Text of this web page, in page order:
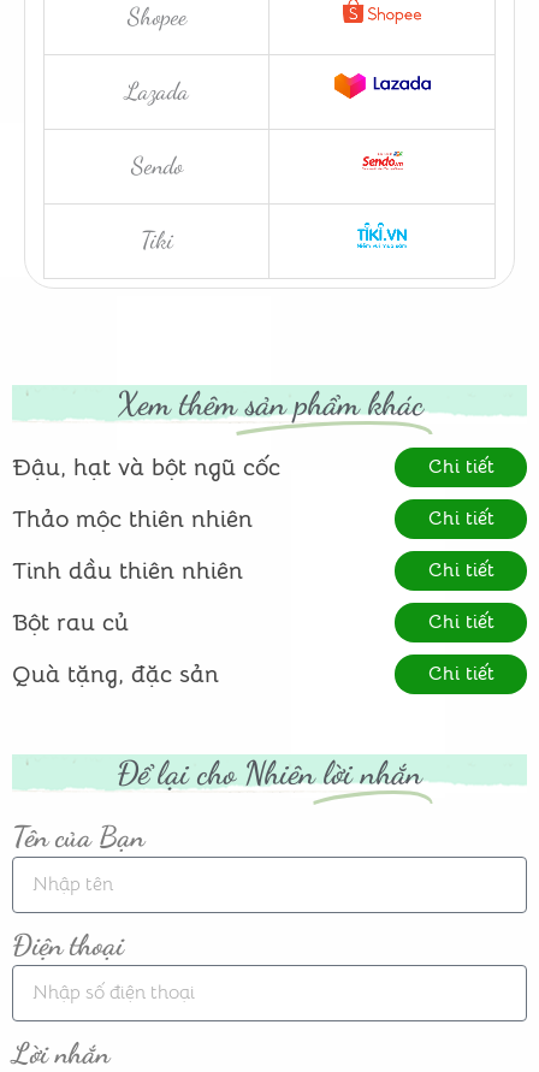
Shopee
Lazada
Sendo
Tiki
Xem thêm sản phẩm khác
Đậu, hạt và bột ngũ cốc Chi tiết
Thảo mộc thiên nhiên Chi tiết
Tinh dầu thiên nhiên Chi tiết
Bột rau củ Chi tiết
Quà tặng, đặc sản Chi tiết
Để lại cho Nhiên lời nhắn
Tên của Bạn
Điện thoại
Lời nhắn